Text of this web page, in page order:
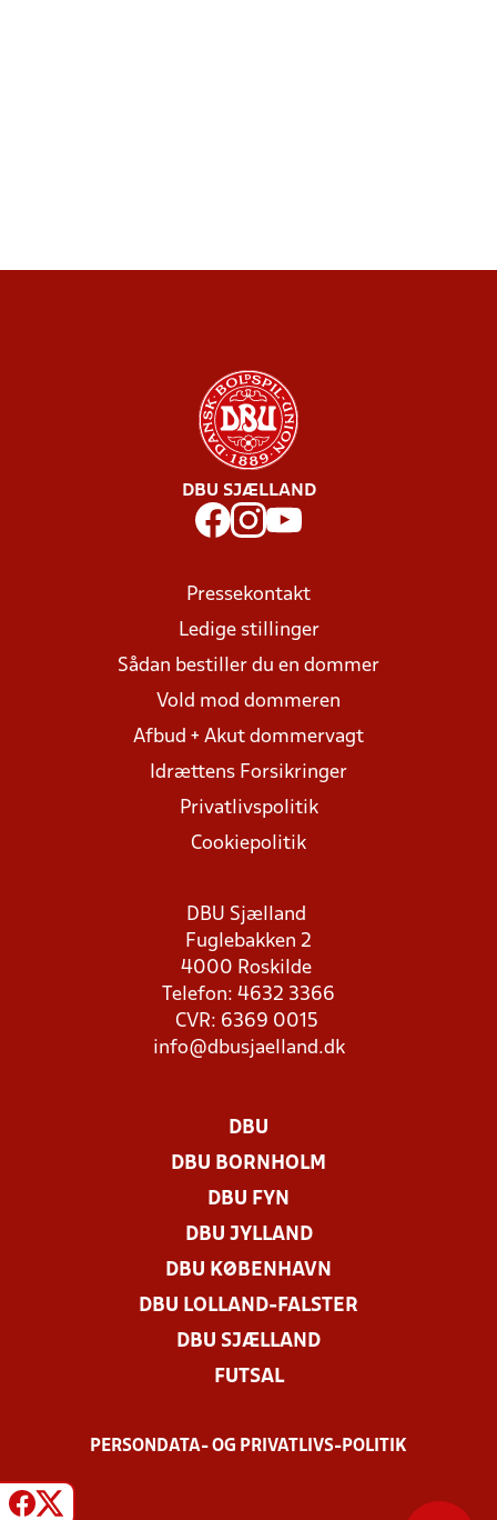
DBU SJÆLLAND
Pressekontakt
Ledige stillinger
Sådan bestiller du en dommer
Vold mod dommeren
Afbud + Akut dommervagt
Idrættens Forsikringer
Privatlivspolitik
Cookiepolitik
DBU Sjælland
Fuglebakken 2
4000 Roskilde
Telefon: 4632 3366
CVR: 6369 0015
info@dbusjaelland.dk
DBU
DBU BORNHOLM
DBU FYN
DBU JYLLAND
DBU KØBENHAVN
DBU LOLLAND-FALSTER
DBU SJÆLLAND
FUTSAL
PERSONDATA- OG PRIVATLIVS-POLITIK